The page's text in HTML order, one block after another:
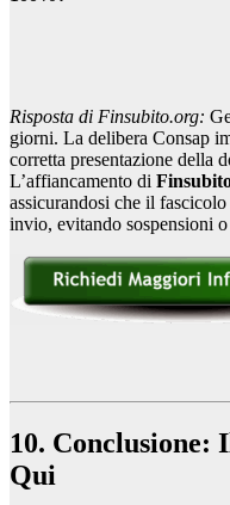
Risposta di Finsubito.org:
giorni. La delibera Consap
corretta presentazione della
L’affiancamento di
assicurandosi che il
invio, evitando sospensioni
10. Conclusione:
Qui